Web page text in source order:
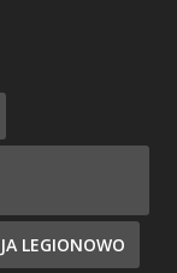
LEGIONOWO